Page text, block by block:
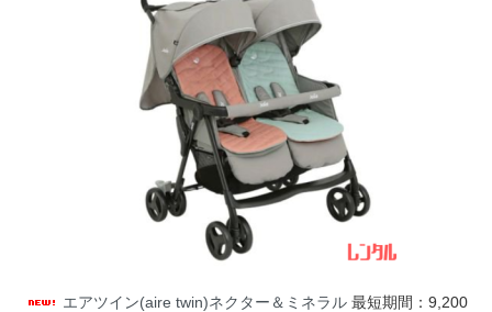
エアツイン(aire twin)ネクター＆ミネラル 最短期間：9,200